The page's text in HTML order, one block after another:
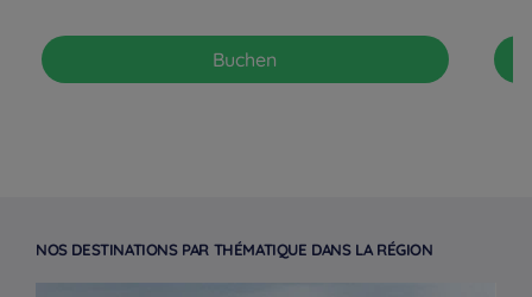
Buchen
NOS DESTINATIONS PAR THÉMATIQUE DANS LA RÉGION